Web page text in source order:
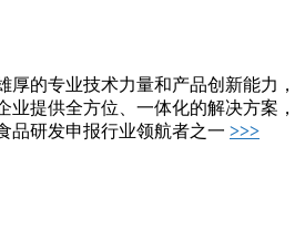
厚的专业技术力量和产品创新能力，
业提供全方位、一体化的解决方案，
品研发申报行业领航者之一 >>>